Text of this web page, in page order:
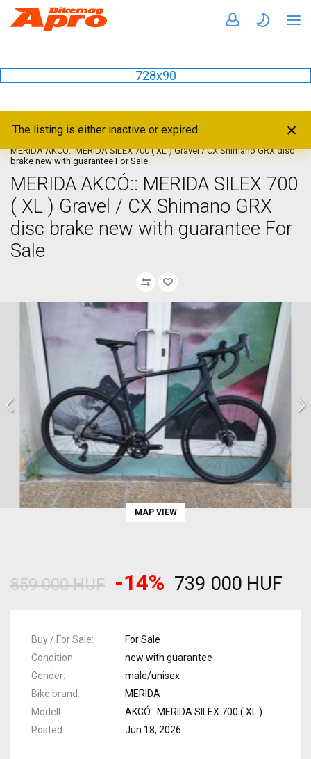
728x90
The listing is either inactive or expired.
Home Bikes
Gravel / CX
MERIDA AKCÓ:: MERIDA SILEX 700 ( XL ) Gravel / CX Shimano GRX disc
brake new with guarantee For Sale
MERIDA AKCÓ:: MERIDA SILEX 700
( XL ) Gravel / CX Shimano GRX
disc brake new with guarantee For
Sale
MAP VIEW
859 000 HUF -14% 739 000 HUF
Buy / For Sale
For Sale
Condition
new with guarantee
Gender
male/unisex
Bike brand
MERIDA
Modell
AKCÓ:: MERIDA SILEX 700 ( XL )
Posted
Jun 18, 2026